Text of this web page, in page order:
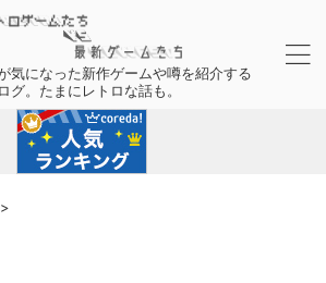
気になった新作ゲームや噂を紹介する
グ。たまにレトロな話も。
>